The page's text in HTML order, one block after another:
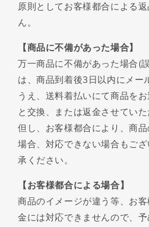
原則としてお客様都合による
ん。
【商品に不備があった場合】
万一商品に不備があった場合(
は、商品到着後3日以内にメー
うえ、送料着払いにて商品を
と交換、または返金させていた
但し、お客様都合により、商
場合、対応できない場合もご
承ください。
【お客様都合による場合】
商品のイメージが違う等、お
金には対応できませんので、予